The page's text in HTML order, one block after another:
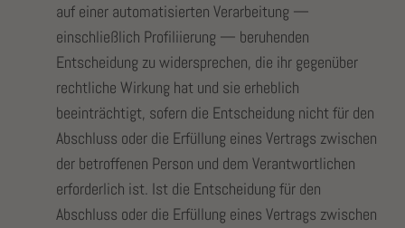
auf einer automatisierten Verarbeitung —
einschließlich Profiliierung — beruhenden
Entscheidung zu widersprechen, die ihr gegenüber
rechtliche Wirkung hat und sie erheblich
beeinträchtigt, sofern die Entscheidung nicht für den
Abschluss oder die Erfüllung eines Vertrags zwischen
der betroffenen Person und dem Verantwortlichen
erforderlich ist. Ist die Entscheidung für den
Abschluss oder die Erfüllung eines Vertrags zwischen